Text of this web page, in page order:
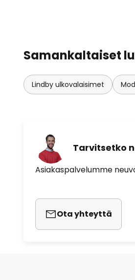
Samankaltaiset
Lindby ulkovalaisimet
Tarvitsetko
Asiakaspalvelumme
Ota yhteyttä